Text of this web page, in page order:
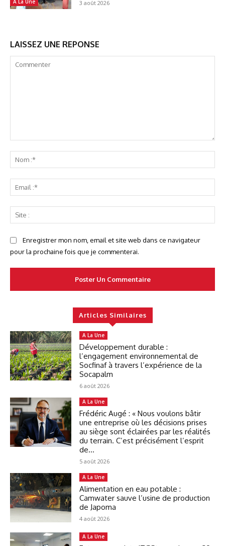
A La Une 3 août 2026
LAISSEZ UNE REPONSE
:*
:*
:
Enregistrer mon nom, email et site web dans ce navigateur
pour la prochaine fois que je commenterai.
Articles Similaires
A La Une
Développement durable :
l’engagement environnemental de
Socfinaf à travers l’expérience de la
Socapalm
6 août 2026
A La Une
Frédéric Augé : « Nous voulons bâtir
une entreprise où les décisions prises
au siège sont éclairées par les réalités
du terrain. C’est précisément l’esprit
de...
5 août 2026
A La Une
Alimentation en eau potable :
Camwater sauve l’usine de production
de Japoma
4 août 2026
A La Une